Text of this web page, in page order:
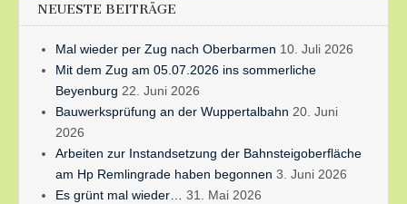
NEUESTE BEITRÄGE
Mal wieder per Zug nach Oberbarmen 10. Juli 2026
Mit dem Zug am 05.07.2026 ins sommerliche
Beyenburg 22. Juni 2026
Bauwerksprüfung an der Wuppertalbahn 20. Juni
2026
Arbeiten zur Instandsetzung der Bahnsteigoberfläche
am Hp Remlingrade haben begonnen 3. Juni 2026
Es grünt mal wieder… 31. Mai 2026